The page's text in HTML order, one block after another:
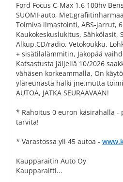
Ford Focus C-Max 1.6 100hv
SUOMI-auto,
Toimiva ilmastointi, ABS-jarrut,
Kaukokeskuslukitus, Sähkölasit,
Alkup.CD/radio, Vetokoukku,
+ sisätilalämmitin, Jakopää
Katsastusta jäljellä 10/2026
vähäsen korkeammalla, On
yläreunasta halki jne.mutta
AUTOA, JATKA SEURAAVAAN!
* Rahoitus 0 euron käsirahalla -
tarvita!
* Varastossa yli 45 autoa -
Kaupparaitin Auto Oy
Kaupparaitti...